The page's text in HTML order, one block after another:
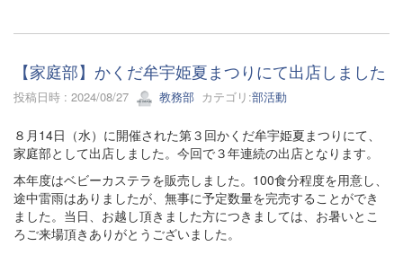
【家庭部】かくだ牟宇姫夏まつりにて出店しました
投稿日時 : 2024/08/27 教務部 カテゴリ:部活動
８月14日（水）に開催された第３回かくだ牟宇姫夏まつりにて、
家庭部として出店しました。今回で３年連続の出店となります。
本年度はベビーカステラを販売しました。100食分程度を用意し、
途中雷雨はありましたが、無事に予定数量を完売することができ
ました。当日、お越し頂きました方につきましては、お暑いとこ
ろご来場頂きありがとうございました。